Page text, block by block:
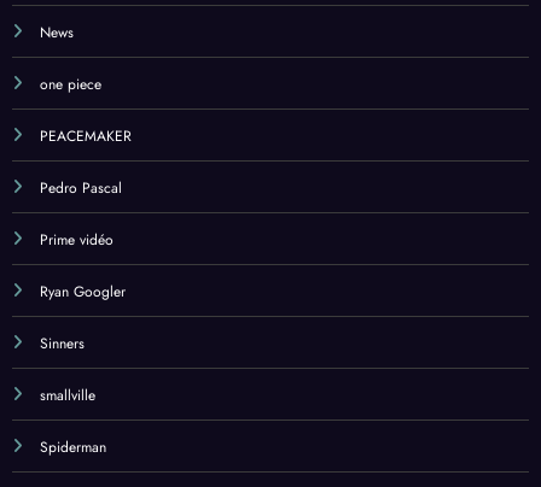
News
one piece
PEACEMAKER
Pedro Pascal
Prime vidéo
Ryan Googler
Sinners
smallville
Spiderman